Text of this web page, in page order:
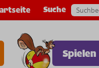
Suche
Spielen